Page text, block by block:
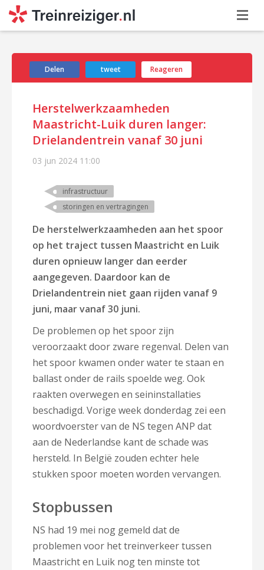
Delen tweet Reageren
Herstelwerkzaamheden
Maastricht-Luik duren langer:
Drielandentrein vanaf 30 juni
03 jun 2024 11:00
infrastructuur
storingen en vertragingen
De herstelwerkzaamheden aan het spoor
op het traject tussen Maastricht en Luik
duren opnieuw langer dan eerder
aangegeven. Daardoor kan de
Drielandentrein niet gaan rijden vanaf 9
juni, maar vanaf 30 juni.
De problemen op het spoor zijn
veroorzaakt door zware regenval. Delen van
het spoor kwamen onder water te staan en
ballast onder de rails spoelde weg. Ook
raakten overwegen en seininstallaties
beschadigd. Vorige week donderdag zei een
woordvoerster van de NS tegen ANP dat
aan de Nederlandse kant de schade was
hersteld. In België zouden echter hele
stukken spoor moeten worden vervangen.
Stopbussen
NS had 19 mei nog gemeld dat de
problemen voor het treinverkeer tussen
Maastricht en Luik nog ten minste tot